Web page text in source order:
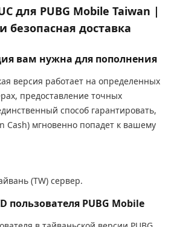
для PUBG Mobile Taiwan |
безопасная доставка
вам нужна для пополнения
версия работает на определенных
предоставление точных
способ гарантировать,
Cash) мгновенно попадет к вашему
(TW) сервер.
пользователя PUBG Mobile